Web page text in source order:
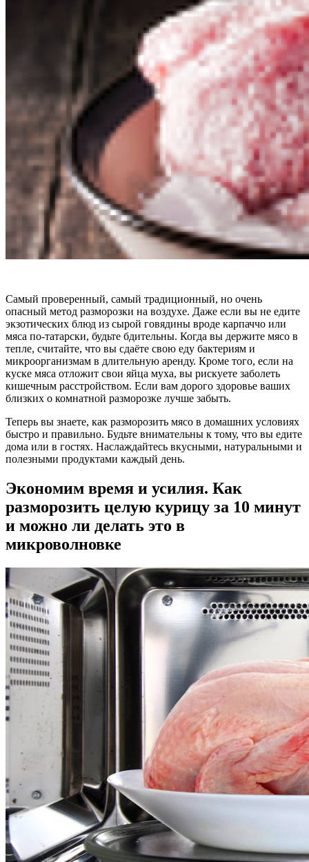
Самый проверенный, самый традиционный, но очень
опасный метод разморозки на воздухе. Даже если вы не едите
экзотических блюд из сырой говядины вроде карпаччо или
мяса по-татарски, будьте бдительны. Когда вы держите мясо в
тепле, считайте, что вы сдаёте свою еду бактериям и
микроорганизмам в длительную аренду. Кроме того, если на
куске мяса отложит свои яйца муха, вы рискуете заболеть
кишечным расстройством. Если вам дорого здоровье ваших
близких о комнатной разморозке лучше забыть.
Теперь вы знаете, как разморозить мясо в домашних условиях
быстро и правильно. Будьте внимательны к тому, что вы едите
дома или в гостях. Наслаждайтесь вкусными, натуральными и
полезными продуктами каждый день.
Экономим время и усилия. Как
разморозить целую курицу за 10 минут
и можно ли делать это в
микроволновке